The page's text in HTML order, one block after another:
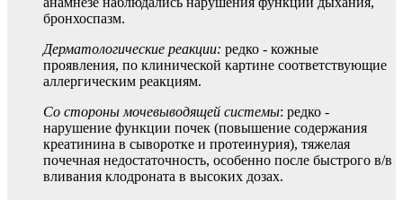
бронхоспазм.
Дерматологические реакции: редко - кожные
проявления, по клинической картине соответствующие
аллергическим реакциям.
Со стороны мочевыводящей системы: редко -
нарушение функции почек (повышение содержания
креатинина в сыворотке и протеинурия), тяжелая
почечная недостаточность, особенно после быстрого в/в
вливания клодроната в высоких дозах.